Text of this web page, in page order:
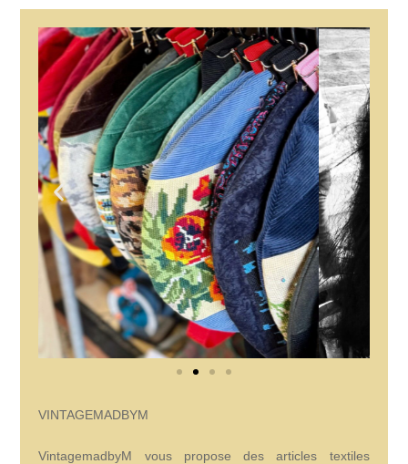
VINTAGEMADBYM
VintagemadbyM vous propose des articles textiles